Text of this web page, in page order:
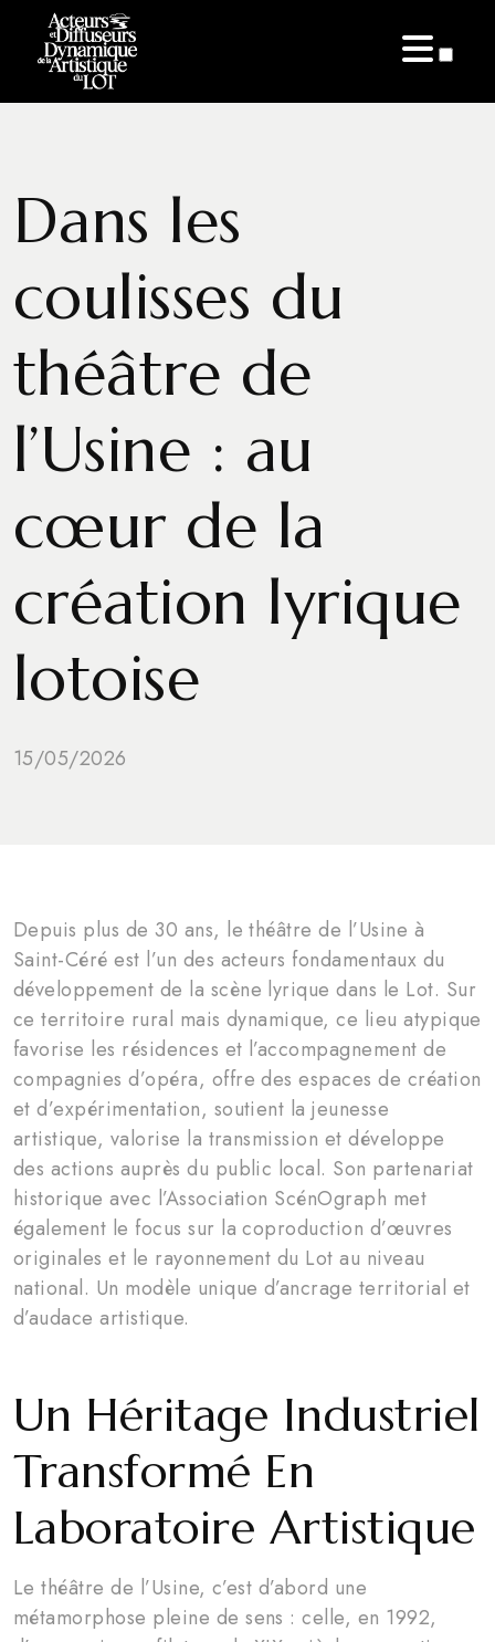
Dans les
coulisses du
théâtre de
l’Usine : au
cœur de la
création lyrique
lotoise
15/05/2026
Depuis plus de 30 ans, le théâtre de l’Usine à
Saint-Céré est l’un des acteurs fondamentaux du
développement de la scène lyrique dans le Lot. Sur
ce territoire rural mais dynamique, ce lieu atypique
favorise les résidences et l’accompagnement de
compagnies d’opéra, offre des espaces de création
et d’expérimentation, soutient la jeunesse
artistique, valorise la transmission et développe
des actions auprès du public local. Son partenariat
historique avec l’Association ScénOgraph met
également le focus sur la coproduction d’œuvres
originales et le rayonnement du Lot au niveau
national. Un modèle unique d’ancrage territorial et
d’audace artistique.
Un Héritage Industriel
Transformé En
Laboratoire Artistique
Le théâtre de l’Usine, c’est d’abord une
métamorphose pleine de sens : celle, en 1992,